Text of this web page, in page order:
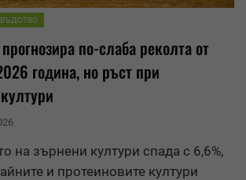
по-слаба реколта от
година, но ръст при
на зърнени култури спада с 6,6%,
и протеиновите култури